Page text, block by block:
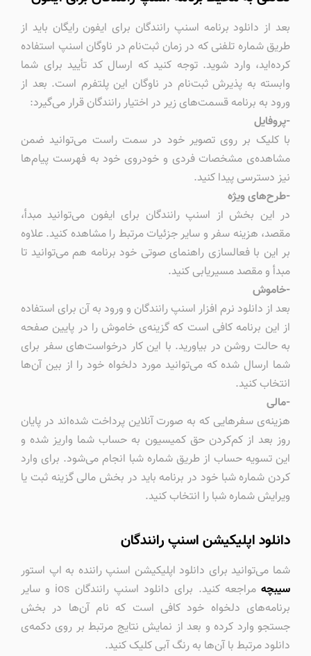
بعد از دانلود برنامه اسنپ رانندگان برای ایفون رایگان باید از
طریق شماره‌ تلفنی که در زمان ثبت‌نام در ناوگان اسنپ استفاده
کرده‌اید، وارد شوید. توجه کنید که ارسال کد تأیید برای شما
وابسته به پذیرش ثبت‌نام در ناوگان این پلتفرم است. بعد از
ورود به برنامه قسمت‌های زیر در اختیار رانندگان قرار می‌گیرد:
-پروفایل
با کلیک بر روی تصویر خود در سمت راست می‌توانید ضمن
مشاهده‌ی مشخصات فردی و خودروی خود به فهرست پیام‌ها
نیز دسترسی پیدا کنید.
-طرح‌های ویژه
در این بخش از اسنپ رانندگان برای ایفون می‌توانید مبدأ،
مقصد، هزینه سفر و سایر جزئیات مرتبط را مشاهده کنید. علاوه
بر این با فعالسازی راهنمای صوتی خود برنامه هم می‌توانید تا
مبدأ و مقصد مسیریابی کنید.
-خاموش
بعد از دانلود نرم افزار اسنپ رانندگان و ورود به آن برای استفاده
از این برنامه کافی است که گزینه‌ی خاموش را در پایین صفحه
به حالت روشن در بیاورید. با این کار درخواست‌های سفر برای
شما ارسال شده که می‌توانید مورد دلخواه خود را از بین آن‌ها
انتخاب کنید.
-مالی
هزینه‌ی سفرهایی که به صورت آنلاین پرداخت شده‌اند در پایان
روز بعد از کم‌کردن حق کمیسیون به حساب شما واریز شده و
این تسویه حساب از طریق شماره شبا انجام می‌شود. برای وارد
کردن شماره شبا خود در برنامه باید در بخش مالی گزینه ثبت یا
ویرایش شماره شبا را انتخاب کنید.
دانلود اپلیکیشن اسنپ رانندگان
شما می‌توانید برای دانلود اپلیکیشن اسنپ راننده به اپ استور
سیبچه
مراجعه کنید. برای دانلود اسنپ رانندگان ios و سایر
برنامه‌های دلخواه خود کافی است که نام آن‌ها در بخش
جستجو وارد کرده و بعد از نمایش نتایج مرتبط بر روی دکمه‌ی
دانلود مرتبط با آن‌ها به رنگ آبی کلیک کنید.